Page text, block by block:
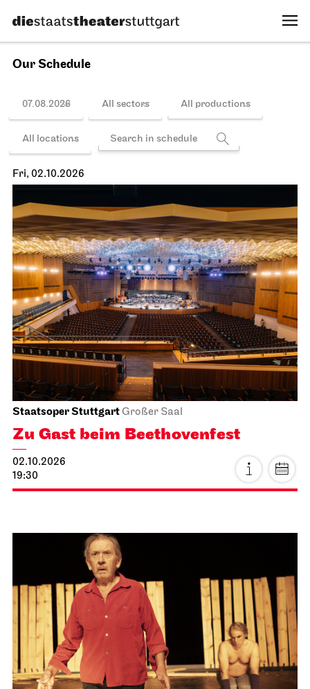
Schedule
Schauspiel StuttgartLower Lobby Schauspielhaus
Reading
Gegenmittel gegen das Gift
unserer Zeit
29.09.2026
19:30
Fri, 02.10.2026
Staatsoper Stuttgart Großer Saal
Zu Gast beim Beethovenfest
02.10.2026